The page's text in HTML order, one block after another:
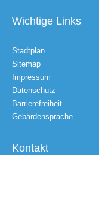
Wichtige Links
Stadtplan
Sitemap
Impressum
Datenschutz
Barrierefreiheit
Gebärdensprache
Kontakt